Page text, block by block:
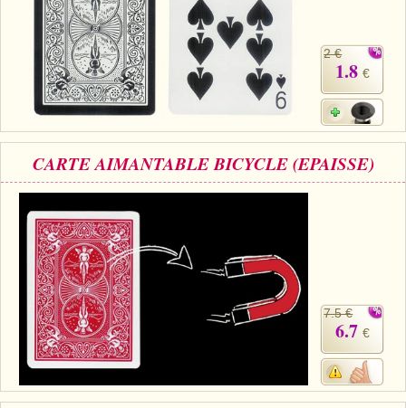
2 €
1.8 €
CARTE AIMANTABLE BICYCLE (EPAISSE)
7.5 €
6.7 €